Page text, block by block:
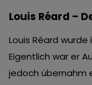
Louis Réard –
Louis Réard wurde
Eigentlich war er
jedoch übernahm